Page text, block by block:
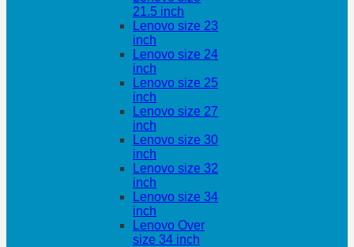
21.5 inch
Lenovo size 23
inch
Lenovo size 24
inch
Lenovo size 25
inch
Lenovo size 27
inch
Lenovo size 30
inch
Lenovo size 32
inch
Lenovo size 34
inch
Lenovo Over
size 34 inch